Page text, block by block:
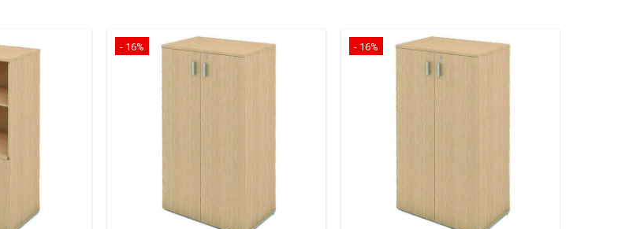
- 16% - 16%